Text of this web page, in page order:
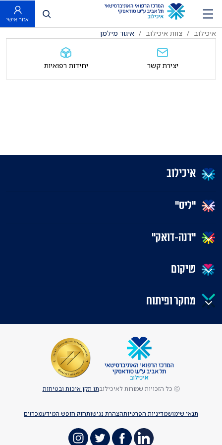
פתח חיפוש
אזור אישי
איכילוב צוות איכילוב איגור מילמן
יצירת קשר יחידות רפואיות
איכילוב
"ליס"
"דנה-דואק"
שיקום
מחקר ופיתוח
תנאי שימושמדיניות הפרטיותהצהרת נגישותחוק חופש המידעמכרזים
Ⓒ כל הזכויות שמורות לאיכילוב תו תקן איכות ובטיחות